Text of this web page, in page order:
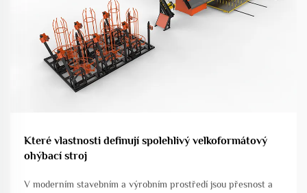
Které vlastnosti definují spolehlivý velkoformátový
ohýbací stroj
V moderním stavebním a výrobním prostředí jsou přesnost a